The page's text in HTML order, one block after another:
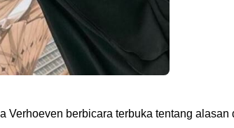
Verhoeven berbicara terbuka tentang alasan